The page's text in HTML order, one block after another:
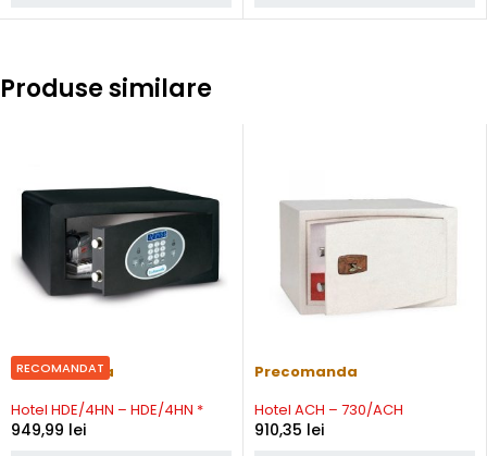
Produse similare
RECOMANDAT
Precomanda
Hotel HDE/4HN – HDE/4HN *
949,99 lei
Precomanda
Hotel ACH – 730/ACH
910,35 lei